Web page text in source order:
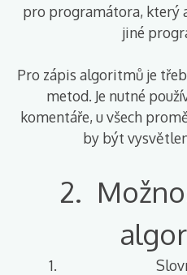
pro programátora, který
jiné
Pro zápis algoritmů je
metod. Je nutné
komentáře, u všech
by být
2.